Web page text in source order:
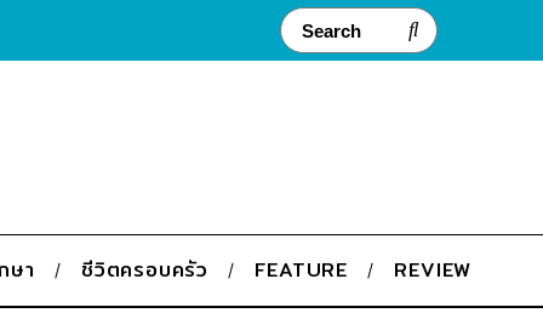
ษา ชีวิตครอบครัว FEATURE REVIEW